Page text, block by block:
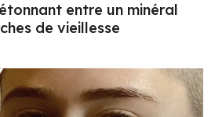
entre un minéral
de vieillesse